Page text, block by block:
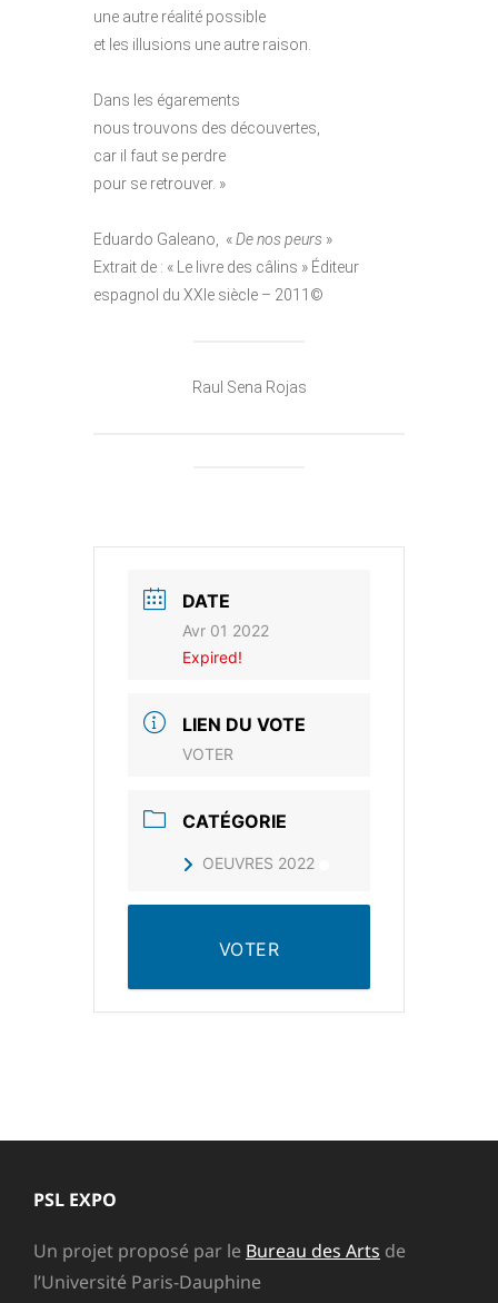
une autre réalité possible
et les illusions une autre raison.
Dans les égarements
nous trouvons des découvertes,
car il faut se perdre
pour se retrouver. »
Eduardo Galeano, «De nos peurs »
Extrait de : « Le livre des câlins » Éditeur
espagnol du XXIe siècle – 2011©
Raul Sena Rojas
DATE
Avr 01 2022
Expired!
LIEN DU VOTE
VOTER
CATÉGORIE
OEUVRES 2022
VOTER
PSL EXPO
Un projet proposé par le Bureau des Arts de
l’Université Paris-Dauphine